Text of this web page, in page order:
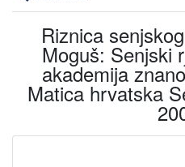
Riznica
Moguš: Senjski
akademija
Matica hrvatska